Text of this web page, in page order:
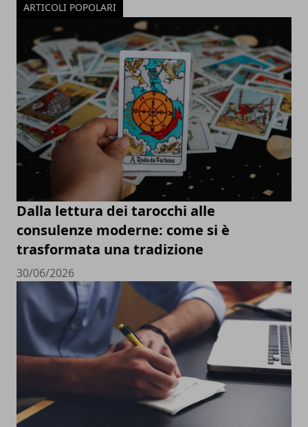
ARTICOLI POPOLARI
Dalla lettura dei tarocchi alle
consulenze moderne: come si è
trasformata una tradizione
30/06/2026